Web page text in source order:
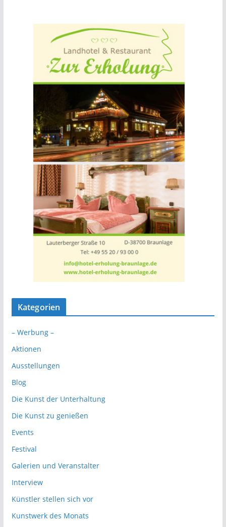
Kategorien
– Werbung –
Aktionen
Ausstellungen
Blog
Die Kunst der Unterhaltung
Die Kunst zu genießen
Events
Festival
Galerien und Veranstalter
Interview
Künstler stellen sich vor
Kunstwerk des Monats